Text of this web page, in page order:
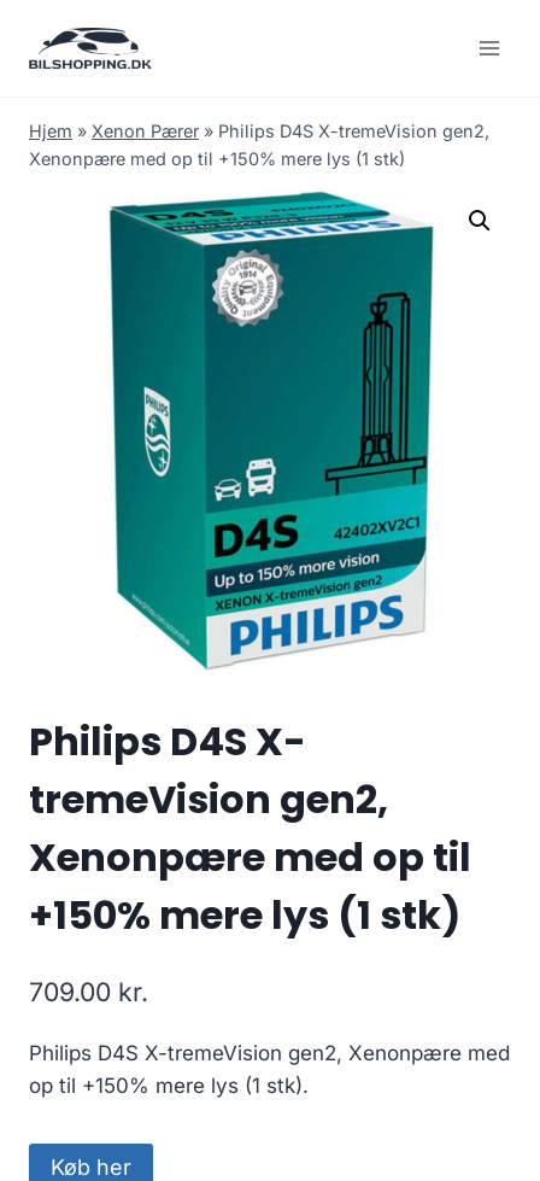
Hjem » Xenon Pærer » Philips D4S X-tremeVision gen2,
Xenonpære med op til +150% mere lys (1 stk)
Philips D4S X-
tremeVision gen2,
Xenonpære med op til
+150% mere lys (1 stk)
709.00 kr.
Philips D4S X-tremeVision gen2, Xenonpære med
op til +150% mere lys (1 stk).
Køb her